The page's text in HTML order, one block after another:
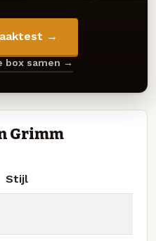
→
box samen →
Grimm
Stijl